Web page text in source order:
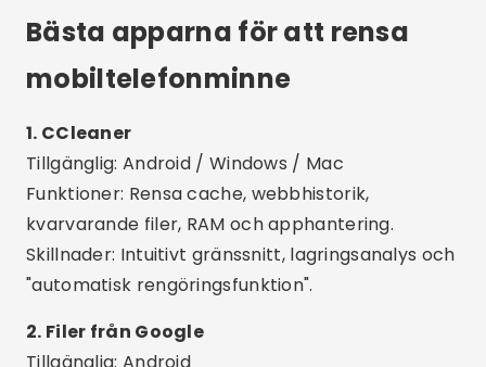
"automatisk rengöringsfunktion".
2. Filer från Google
Tillgänglig: Android
Funktioner: Tar bort onödiga filer, cache, stora
videor och dubbletter.
Skillnaderna: Säker, reklamfri och skapad av
Google. Smarta rekommendationer med AI.
3. Nox-rengöringsmedel
Tillgänglig: Android
Funktioner: Cacherensare, spelaccelerator,
antivirus och CPU-kylning.